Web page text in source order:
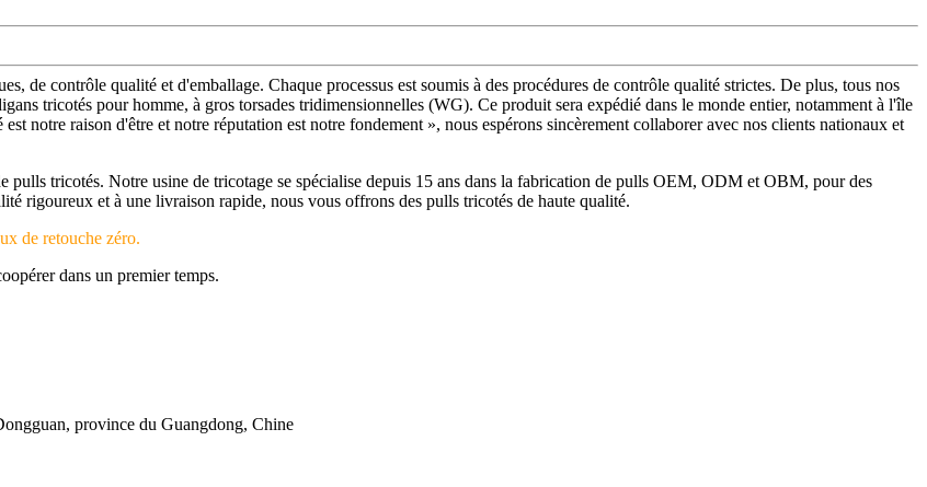
de contrôle qualité et d'emballage. Chaque processus est soumis à des procédures de contrôle qualité strictes. De plus, tous nos
tricotés pour homme, à gros torsades tridimensionnelles (WG). Ce produit sera expédié dans le monde entier, notamment à l'île
notre raison d'être et notre réputation est notre fondement », nous espérons sincèrement collaborer avec nos clients nationaux et
pulls tricotés. Notre usine de tricotage se spécialise depuis 15 ans dans la fabrication de pulls OEM, ODM et OBM, pour des
rigoureux et à une livraison rapide, nous vous offrons des pulls tricotés de haute qualité.
de retouche zéro.
dans un premier temps.
province du Guangdong, Chine